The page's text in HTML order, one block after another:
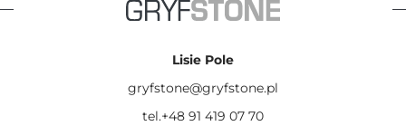
Lisie Pole
gryfstone@gryfstone.pl
tel.+48 91 419 07 70